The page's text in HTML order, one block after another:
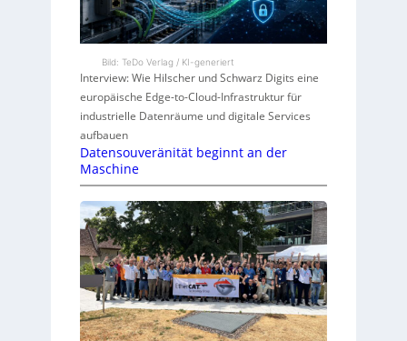
Bild: TeDo Verlag / KI-generiert
Interview: Wie Hilscher und Schwarz Digits eine
europäische Edge-to-Cloud-Infrastruktur für
industrielle Datenräume und digitale Services
aufbauen
Datensouveränität beginnt an der
Maschine